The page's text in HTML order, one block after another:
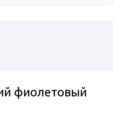
фиолетовый